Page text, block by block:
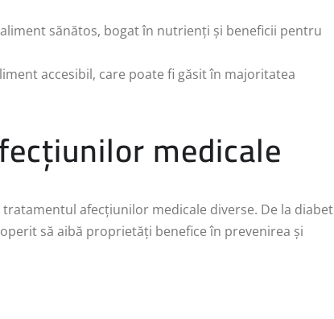
sănătos, bogat în nutrienți și beneficii pentru
accesibil, care poate fi găsit în majoritatea
medicale
afecțiunilor medicale diverse. De la diabet
să aibă proprietăți benefice în prevenirea și